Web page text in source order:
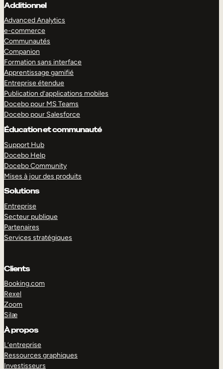
Additionnel
Advanced Analytics
e-commerce
Communautés
Companion
Formation sans interface
Apprentissage gamifié
Entreprise étendue
Publication d’applications mobiles
Docebo pour MS Teams
Docebo pour Salesforce
Éducation et communauté
Support Hub
Docebo Help
Docebo Community
Mises à jour des produits
Solutions
Entreprise
Secteur publique
Partenaires
Services stratégiques
Clients
Booking.com
Rexel
Zoom
Silæ
À propos
L’entreprise
Ressources graphiques
Investisseurs